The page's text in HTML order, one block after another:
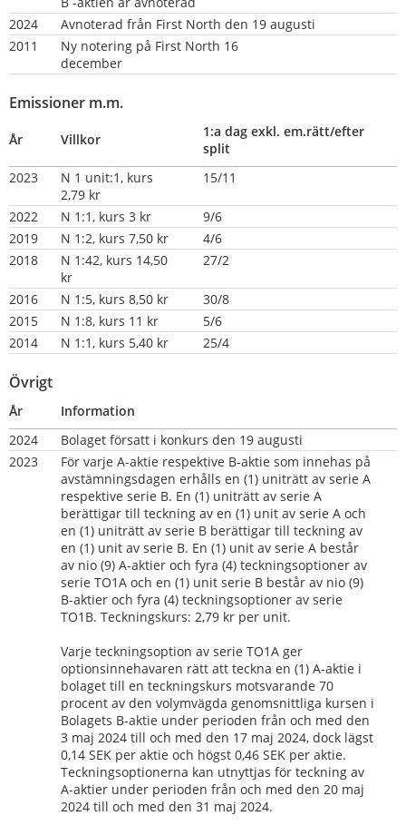
2024
Avnoterad från First North den 19 augusti
2011
Ny notering på First North 16
december
Emissioner m.m.
År Villkor
1:a dag exkl. em.rätt/efter
split
2023
N 1 unit:1, kurs
2,79 kr
15/11
2022 N 1:1, kurs 3 kr
9/6
2019
N 1:2, kurs 7,50 kr
4/6
2018
N 1:42, kurs 14,50
kr
27/2
2016 N 1:5, kurs 8,50 kr
30/8
2015
N 1:8, kurs 11 kr
5/6
2014
N 1:1, kurs 5,40 kr 25/4
Övrigt
År
Information
2024
Bolaget försatt i konkurs den 19 augusti
2023
För varje A-aktie respektive B-aktie som innehas på
avstämningsdagen erhålls en (1) uniträtt av serie A
respektive serie B. En (1) uniträtt av serie A
berättigar till teckning av en (1) unit av serie A och
en (1) uniträtt av serie B berättigar till teckning av
en (1) unit av serie B. En (1) unit av serie A består
av nio (9) A-aktier och fyra (4) teckningsoptioner av
serie TO1A och en (1) unit serie B består av nio (9)
B-aktier och fyra (4) teckningsoptioner av serie
TO1B. Teckningskurs: 2,79 kr per unit.
Varje teckningsoption av serie TO1A ger
optionsinnehavaren rätt att teckna en (1) A-aktie i
bolaget till en teckningskurs motsvarande 70
procent av den volymvägda genomsnittliga kursen i
Bolagets B-aktie under perioden från och med den
3 maj 2024 till och med den 17 maj 2024, dock lägst
0,14 SEK per aktie och högst 0,46 SEK per aktie.
Teckningsoptionerna kan utnyttjas för teckning av
A-aktier under perioden från och med den 20 maj
2024 till och med den 31 maj 2024.